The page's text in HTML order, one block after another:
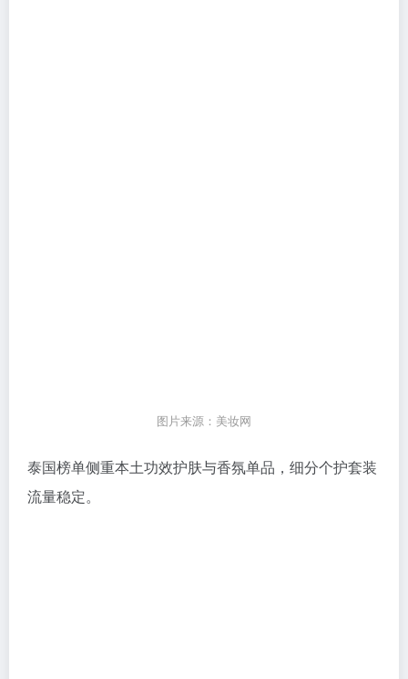
图片来源：美妆网
泰国榜单侧重本土功效护肤与香氛单品，细分个护套装
流量稳定。